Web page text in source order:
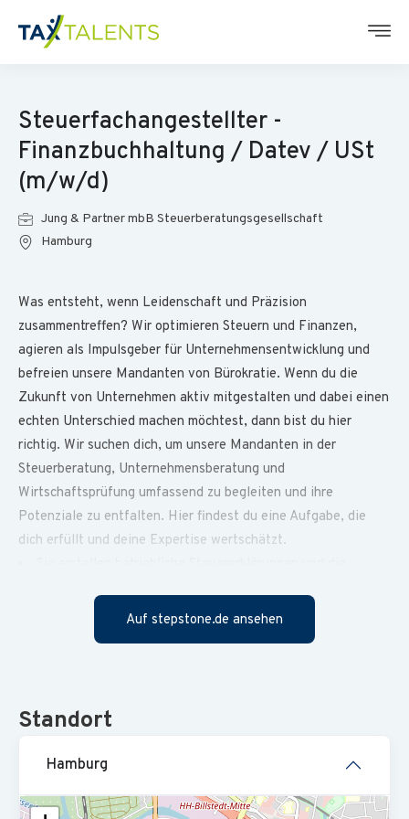
Steuerfachangestellter -
Finanzbuchhaltung / Datev / USt
(m/w/d)
Jung & Partner mbB Steuerberatungsgesellschaft
Hamburg
Was entsteht, wenn Leidenschaft und Präzision
zusammentreffen? Wir optimieren Steuern und Finanzen,
agieren als Impulsgeber für Unternehmensentwicklung und
befreien unsere Mandanten von Bürokratie. Wenn du die
Zukunft von Unternehmen aktiv mitgestalten und dabei einen
echten Unterschied machen möchtest, dann bist du hier
richtig. Wir suchen dich, um unsere Mandanten in der
Steuerberatung, Unternehmensberatung und
Wirtschaftsprüfung umfassend zu begleiten und ihre
Potenziale zu entfalten. Hier findest du eine Aufgabe, die
dich erfüllt und deine Expertise wertschätzt.
Sie erstellen die turnusmäßigen USt-Voranmeldungen und
stellen betriebswirtschaftliche Auswertungen sowie
Sie erstellen private Einkommensteuererklärungen mit
prüfen Steuerbescheide
Sie führen Rechtsbehelfe und Anträge auf Herabsetzung
Auf stepstone.de ansehen
Standort
Hamburg